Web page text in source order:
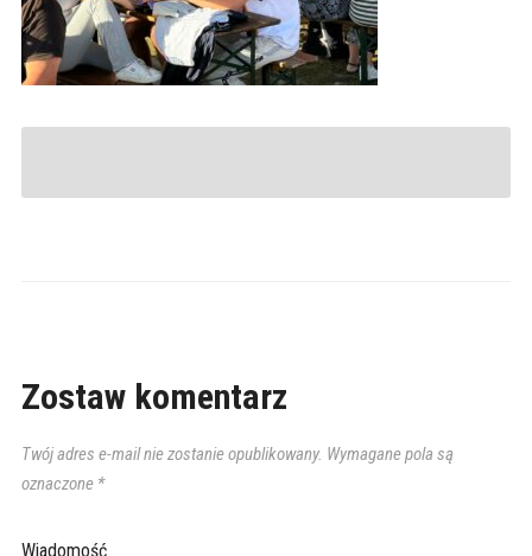
Zostaw komentarz
Twój adres e-mail nie zostanie opublikowany. Wymagane pola są
oznaczone *
Wiadomość